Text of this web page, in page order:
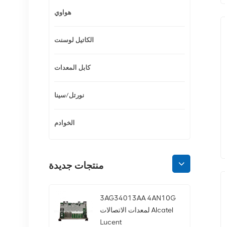
هواوي
الكاتيل لوسنت
كابل المعدات
نورتل/سينا
الخوادم
منتجات جديدة
3AG34013AA 4AN10G
لمعدات الاتصالات Alcatel
Lucent